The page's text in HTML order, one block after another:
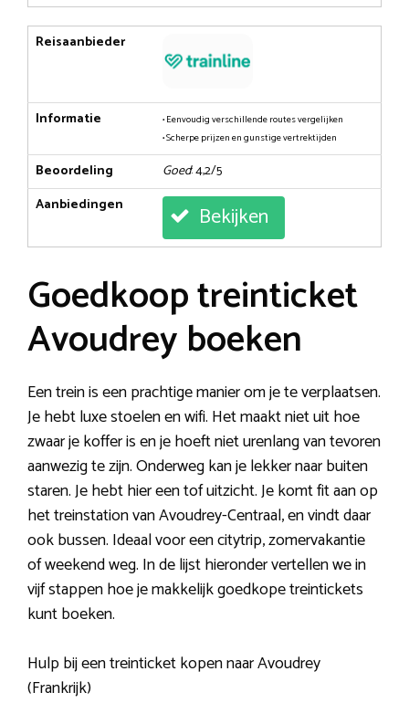
Reisaanbieder
Informatie
• Eenvoudig verschillende routes vergelijken
• Scherpe prijzen en gunstige vertrektijden
Beoordeling Goed: 4,2/5
Aanbiedingen
Bekijken
Goedkoop treinticket
Avoudrey boeken
Een trein is een prachtige manier om je te verplaatsen.
Je hebt luxe stoelen en wifi. Het maakt niet uit hoe
zwaar je koffer is en je hoeft niet urenlang van tevoren
aanwezig te zijn. Onderweg kan je lekker naar buiten
staren. Je hebt hier een tof uitzicht. Je komt fit aan op
het treinstation van Avoudrey-Centraal, en vindt daar
ook bussen. Ideaal voor een citytrip, zomervakantie
of weekend weg. In de lijst hieronder vertellen we in
vijf stappen hoe je makkelijk goedkope treintickets
kunt boeken.
Hulp bij een treinticket kopen naar Avoudrey
(Frankrijk)